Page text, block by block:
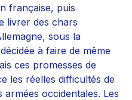
française, puis
livrer des chars
sous la
à faire de même
ces promesses de
les réelles difficultés de
occidentales. Les